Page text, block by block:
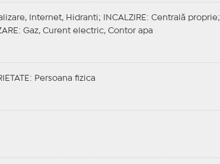
Internet, Hidranti; INCALZIRE : Centrală proprie;
: Gaz, Curent electric, Contor apa
: Persoana fizica